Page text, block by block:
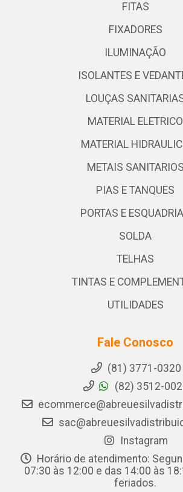
FITAS
FIXADORES
ILUMINAÇÃO
ISOLANTES E
LOUÇAS
MATERIAL ELETRICO
MATERIAL
METAIS SANITARIOS
PIAS E TANQUES
PORTAS E
SOLDA
TELHAS
TINTAS E
UTILIDADES
Fale Conosco
(81) 3771-0320
(82) 3512-
Instagram
Horário de atendimento:
07:30 às 12:00 e das 14:00 às
feriados.